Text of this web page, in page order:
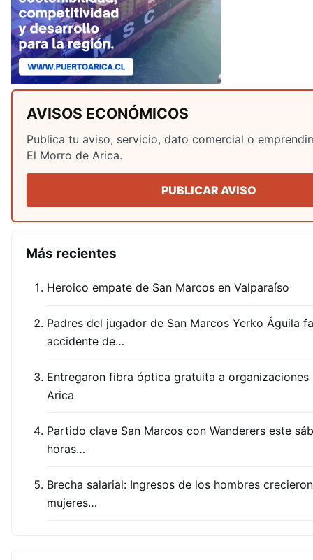
AVISOS ECONÓMICOS
Publica tu aviso, servicio, dato comercial o
El Morro de Arica.
PUBLICAR AVISO
Más recientes
Heroico empate de San Marcos en Valparaíso
Padres del jugador de San Marcos Yerko Águila
accidente de…
Entregaron fibra óptica gratuita a organizaciones
Arica
Partido clave San Marcos con Wanderers este
horas…
Brecha salarial: Ingresos de los hombres
mujeres…